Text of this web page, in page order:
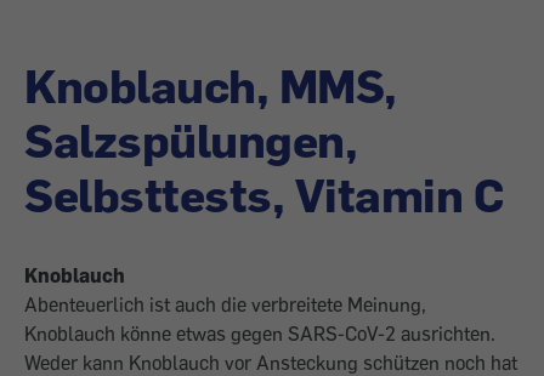
Knoblauch, MMS,
Salzspülungen,
Selbsttests, Vitamin C
Knoblauch
Abenteuerlich ist auch die verbreitete Meinung,
Knoblauch könne etwas gegen SARS-CoV-2 ausrichten.
Weder kann Knoblauch vor Ansteckung schützen noch hat